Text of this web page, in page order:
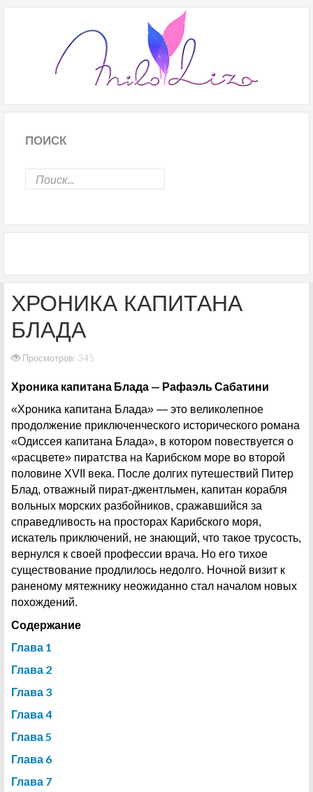
ПОИСК
ХРОНИКА КАПИТАНА
БЛАДА
Просмотров: 345
Хроника капитана Блада — Рафаэль Сабатини
«Хроника капитана Блада» — это великолепное
продолжение приключенческого исторического романа
«Одиссея капитана Блада», в котором повествуется о
«расцвете» пиратства на Карибском море во второй
половине XVII века. После долгих путешествий Питер
Блад, отважный пират-джентльмен, капитан корабля
вольных морских разбойников, сражавшийся за
справедливость на просторах Карибского моря,
искатель приключений, не знающий, что такое трусость,
вернулся к своей профессии врача. Но его тихое
существование продлилось недолго. Ночной визит к
раненому мятежнику неожиданно стал началом новых
похождений.
Содержание
Глава 1
Глава 2
Глава 3
Глава 4
Глава 5
Глава 6
Глава 7